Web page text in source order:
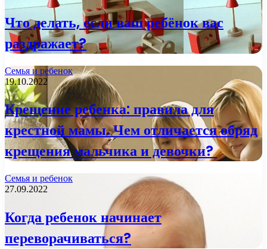
Что делать, если ваш ребёнок вас
раздражает?
Семья и ребенок
19.10.2022
Крещение ребенка: правила для
крестной мамы. Чем отличается обряд
крещения мальчика и девочки?
Семья и ребенок
27.09.2022
Когда ребенок начинает
переворачиваться?